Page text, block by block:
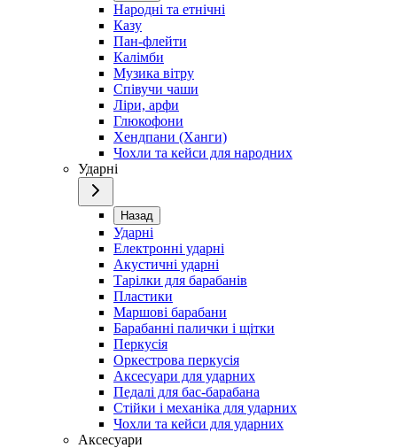
Народні та етнічні
Казу
Пан-флейти
Калімби
Музика вітру
Співучи чаши
Ліри, арфи
Глюкофони
Хендпани (Ханги)
Чохли та кейси для народних
Ударні
Назад
Ударні
Електронні ударні
Акустичні ударні
Тарілки для барабанів
Пластики
Маршові барабани
Барабанні палички і щітки
Перкусія
Оркестрова перкусія
Аксесуари для ударних
Педалі для бас-барабана
Стійки і механіка для ударних
Чохли та кейси для ударних
Аксесуари